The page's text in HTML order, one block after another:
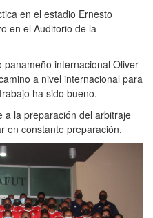
en el estadio Ernesto
en el Auditorio de la
internacional Oliver
a nivel internacional para
ha sido bueno.
a la preparación del arbitraje
en constante preparación.